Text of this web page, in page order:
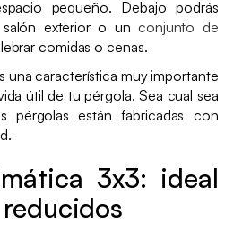
pequeño. Debajo podrás
salón exterior o unconjunto de
comidas o cenas.
una característica muy importante
útil de tu pérgola. Sea cual sea
pérgolas están fabricadas con
3x3: ideal